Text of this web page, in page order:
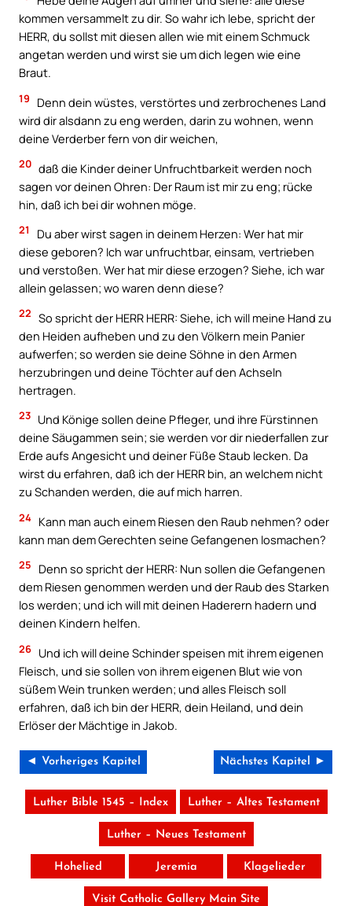
kommen versammelt zu dir. So wahr ich lebe, spricht der
HERR, du sollst mit diesen allen wie mit einem Schmuck
angetan werden und wirst sie um dich legen wie eine
Braut.
19
Denn dein wüstes, verstörtes und zerbrochenes Land
wird dir alsdann zu eng werden, darin zu wohnen, wenn
deine Verderber fern von dir weichen,
20 daß die Kinder deiner Unfruchtbarkeit werden noch
sagen vor deinen Ohren: Der Raum ist mir zu eng; rücke
hin, daß ich bei dir wohnen möge.
21
Du aber wirst sagen in deinem Herzen: Wer hat mir
diese geboren? Ich war unfruchtbar, einsam, vertrieben
und verstoßen. Wer hat mir diese erzogen? Siehe, ich war
allein gelassen; wo waren denn diese?
22 So spricht der HERR HERR: Siehe, ich will meine Hand zu
den Heiden aufheben und zu den Völkern mein Panier
aufwerfen; so werden sie deine Söhne in den Armen
herzubringen und deine Töchter auf den Achseln
hertragen.
23 Und Könige sollen deine Pfleger, und ihre Fürstinnen
deine Säugammen sein; sie werden vor dir niederfallen zur
Erde aufs Angesicht und deiner Füße Staub lecken. Da
wirst du erfahren, daß ich der HERR bin, an welchem nicht
zu Schanden werden, die auf mich harren.
24 Kann man auch einem Riesen den Raub nehmen? oder
kann man dem Gerechten seine Gefangenen losmachen?
25
Denn so spricht der HERR: Nun sollen die Gefangenen
dem Riesen genommen werden und der Raub des Starken
los werden; und ich will mit deinen Haderern hadern und
deinen Kindern helfen.
26 Und ich will deine Schinder speisen mit ihrem eigenen
Fleisch, und sie sollen von ihrem eigenen Blut wie von
süßem Wein trunken werden; und alles Fleisch soll
erfahren, daß ich bin der HERR, dein Heiland, und dein
Erlöser der Mächtige in Jakob.
◄ Vorheriges Kapitel Nächstes Kapitel ►
Luther Bible 1545 – Index Luther – Altes Testament
Luther – Neues Testament
Hohelied Jeremia Klagelieder
Visit Catholic Gallery Main Site